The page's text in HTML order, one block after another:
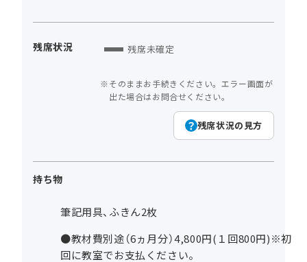
残席状況 残席未確定
そのままお手続きください。エラー画面が
出た場合はお問合せください。
残席状況の見方
持ち物
筆記用具、ふきん2枚
●教材費別途（6ヵ月分）4,800円(１回800円)※初
回に教室でお支払ください。